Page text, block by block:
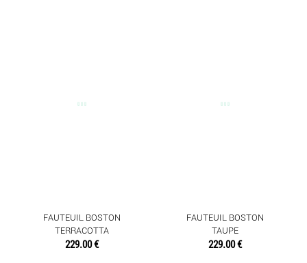
FAUTEUIL BOSTON
TERRACOTTA
229.00 €
FAUTEUIL BOSTON
TAUPE
229.00 €